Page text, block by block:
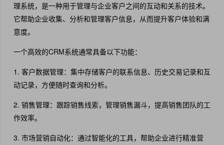
理系统，是一种用于管理与企业客户之间的互动和关系的技术。
它帮助企业收集、分析和管理客户信息，从而提升客户体验和满
意度。
一个高效的CRM系统通常具备以下功能：
1. 客户数据管理：集中存储客户的联系信息、历史交易记录和互
动记录，方便随时查询和分析。
2. 销售管理：跟踪销售线索，管理销售漏斗，提高销售团队的工
作效率。
3. 市场营销自动化：通过智能化的工具，帮助企业进行精准营